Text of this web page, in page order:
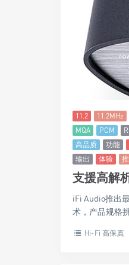
11.2 11.2MHz
MQA
PCM
高品质
功能
输出
体验
支援高解
iFi Audio推出
术，产品规格
Hi-Fi 高保真